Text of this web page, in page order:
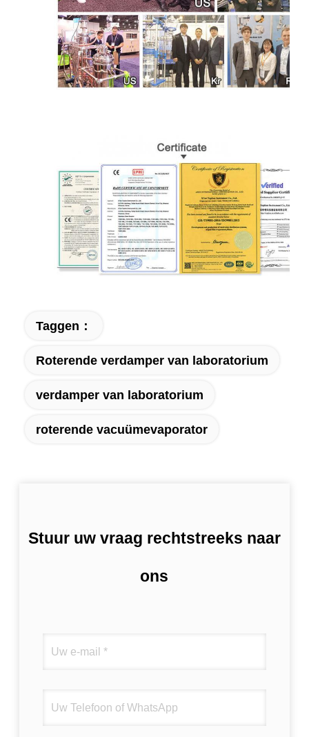
Taggen：
Roterende verdamper van laboratorium
verdamper van laboratorium
roterende vacuümevaporator
Stuur uw vraag rechtstreeks naar
ons